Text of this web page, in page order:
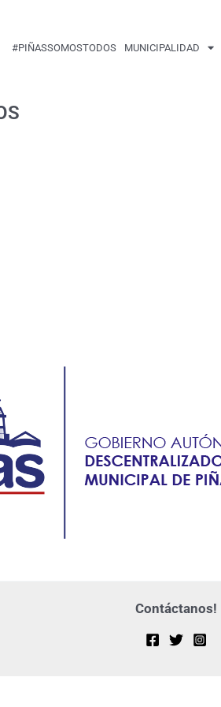
#PIÑASSOMOSTODOS MUNICIPALIDAD
Contáctanos!